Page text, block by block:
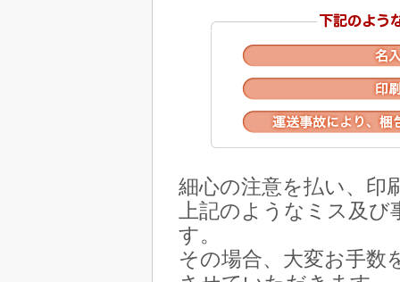
細心の注意を払い、印
上記のようなミス及
す。
その場合、大変お手数